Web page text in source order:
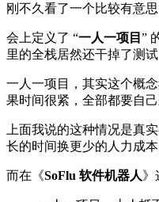
刚不久看了一个比较有意
会上定义了 “一人一项目 ”
里的全栈居然还干掉了测
一人一项目，其实这个概
果时间很紧，全部都要自
上面我说的这种情况是真
长的时间换更少的人力成本
而在《SoFlu 软件机器人》